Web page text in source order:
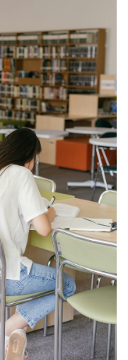
met à mal la
d’un système
voire à…
de la guerre, des